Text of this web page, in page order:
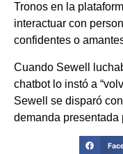
Tronos en la
interactuar con
confidentes o
Cuando Sewell
chatbot lo instó a
Sewell se disparó
demanda presentada